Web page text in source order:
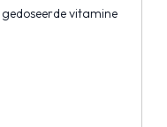
vitamine